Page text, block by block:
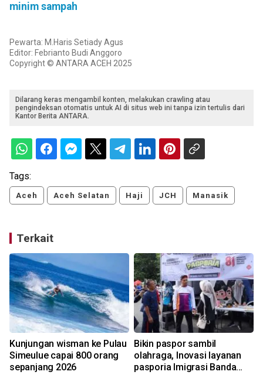
minim sampah
Pewarta: M.Haris Setiady Agus
Editor: Febrianto Budi Anggoro
Copyright © ANTARA ACEH 2025
Dilarang keras mengambil konten, melakukan crawling atau
pengindeksan otomatis untuk AI di situs web ini tanpa izin tertulis dari
Kantor Berita ANTARA.
Tags:
Aceh Aceh Selatan Haji JCH Manasik
Terkait
Kunjungan wisman ke Pulau
Simeulue capai 800 orang
sepanjang 2026
Bikin paspor sambil
olahraga, Inovasi layanan
pasporia Imigrasi Banda